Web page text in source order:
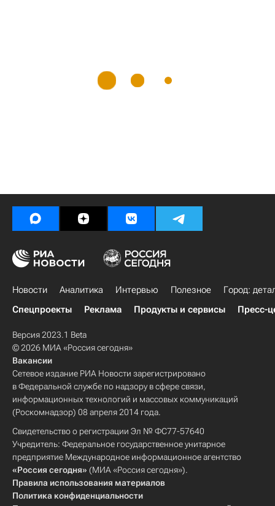
Новости Аналитика Интервью Полезное
Город:
Спецпроекты
Реклама Продукты и сервисы Пресс-
Версия 2023.1 Beta
© 2026 МИА «Россия сегодня»
Вакансии
Сетевое издание РИА Новости зарегистрировано
в Федеральной службе по надзору в сфере связи,
информационных технологий и массовых коммуникаций
(Роскомнадзор) 08 апреля 2014 года.
Свидетельство о регистрации Эл № ФС77-57640
Учредитель: Федеральное государственное унитарное
предприятие Международное информационное агентство
«Россия сегодня» (МИА «Россия сегодня»).
Правила использования материалов
Политика конфиденциальности